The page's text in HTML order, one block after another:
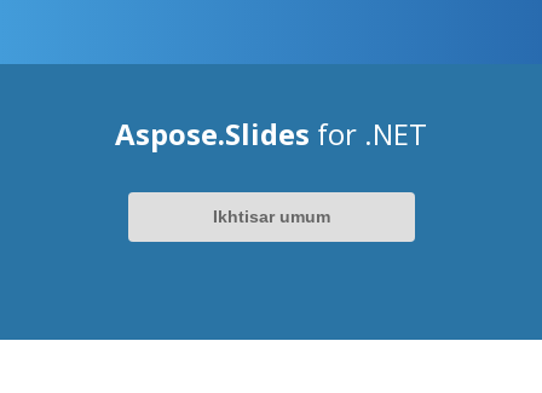
Aspose.Slides for .NET
Ikhtisar umum